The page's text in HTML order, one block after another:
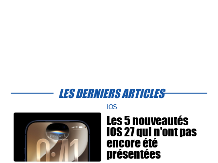
LES DERNIERS ARTICLES
IOS
Les 5 nouveautés
iOS 27 qui n'ont pas
encore été
présentées